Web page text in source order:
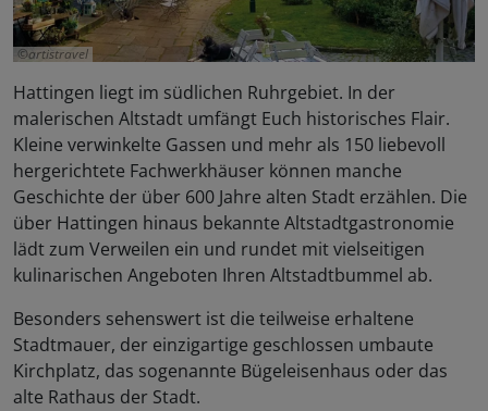
artistravel
Hattingen liegt im südlichen Ruhrgebiet. In der
malerischen Altstadt umfängt Euch historisches Flair.
Kleine verwinkelte Gassen und mehr als 150 liebevoll
hergerichtete Fachwerkhäuser können manche
Geschichte der über 600 Jahre alten Stadt erzählen. Die
über Hattingen hinaus bekannte Altstadtgastronomie
lädt zum Verweilen ein und rundet mit vielseitigen
kulinarischen Angeboten Ihren Altstadtbummel ab.
Besonders sehenswert ist die teilweise erhaltene
Stadtmauer, der einzigartige geschlossen umbaute
Kirchplatz, das sogenannte Bügeleisenhaus oder das
alte Rathaus der Stadt.